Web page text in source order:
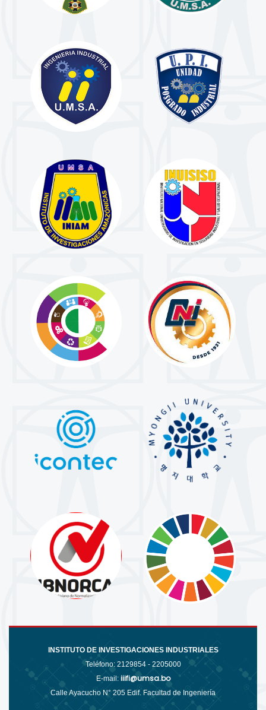
INSTITUTO DE INVESTIGACIONES INDUSTRIALES
Teléfono: 2129854 - 2205000
E-mail: iiifi@umsa.bo
Calle Ayacucho N° 205 Edif. Facultad de Ingeniería